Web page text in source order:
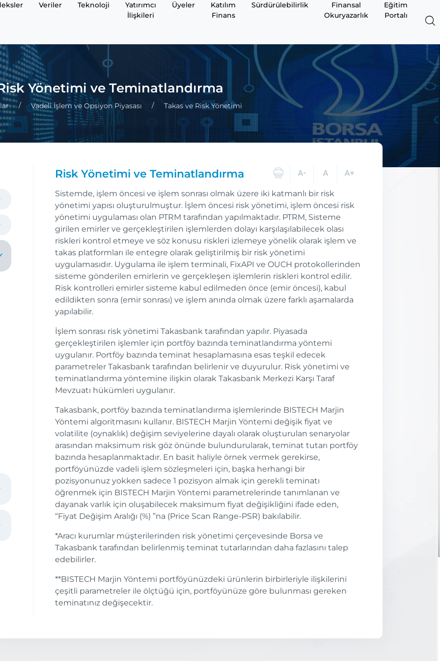
Veriler Teknoloji
Yatırımcı
İlişkileri
Üyeler
Katılım
Finans
Sürdürülebilirlik
Finansal
Okuryazarlık
Eğitim
Portalı
Yönetimi ve Teminatlandırma
Vadeli İşlem ve Opsiyon Piyasası Takas ve Risk Yönetimi
Risk Yönetimi ve Teminatlandırma
Sistemde, işlem öncesi ve işlem sonrası olmak üzere iki katmanlı bir risk
yönetimi yapısı oluşturulmuştur. İşlem öncesi risk yönetimi, işlem öncesi risk
yönetimi uygulaması olan PTRM tarafından yapılmaktadır. PTRM, Sisteme
girilen emirler ve gerçekleştirilen işlemlerden dolayı karşılaşılabilecek olası
riskleri kontrol etmeye ve söz konusu riskleri izlemeye yönelik olarak işlem ve
takas platformları ile entegre olarak geliştirilmiş bir risk yönetimi
uygulamasıdır. Uygulama ile işlem terminali, FixAPI ve OUCH protokollerinden
sisteme gönderilen emirlerin ve gerçekleşen işlemlerin riskleri kontrol edilir.
Risk kontrolleri emirler sisteme kabul edilmeden önce (emir öncesi), kabul
edildikten sonra (emir sonrası) ve işlem anında olmak üzere farklı aşamalarda
yapılabilir.
İşlem sonrası risk yönetimi Takasbank tarafından yapılır. Piyasada
gerçekleştirilen işlemler için portföy bazında teminatlandırma yöntemi
uygulanır. Portföy bazında teminat hesaplamasına esas teşkil edecek
parametreler Takasbank tarafından belirlenir ve duyurulur. Risk yönetimi ve
teminatlandırma yöntemine ilişkin olarak Takasbank Merkezi Karşı Taraf
Mevzuatı hükümleri uygulanır.
Takasbank, portföy bazında teminatlandırma işlemlerinde BISTECH Marjin
Yöntemi algoritmasını kullanır. BISTECH Marjin Yöntemi değişik fiyat ve
volatilite (oynaklık) değişim seviyelerine dayalı olarak oluşturulan senaryolar
arasından maksimum risk göz önünde bulundurularak, teminat tutarı portföy
bazında hesaplanmaktadır. En basit haliyle örnek vermek gerekirse,
portföyünüzde vadeli işlem sözleşmeleri için, başka herhangi bir
pozisyonunuz yokken sadece 1 pozisyon almak için gerekli teminatı
öğrenmek için BISTECH Marjin Yöntemi parametrelerinde tanımlanan ve
dayanak varlık için oluşabilecek maksimum fiyat değişikliğini ifade eden,
“Fiyat Değişim Aralığı (%) ”na (Price Scan Range-PSR) bakılabilir.
*Aracı kurumlar müşterilerinden risk yönetimi çerçevesinde Borsa ve
Takasbank tarafından belirlenmiş teminat tutarlarından daha fazlasını talep
edebilirler.
**BISTECH Marjin Yöntemi portföyünüzdeki ürünlerin birbirleriyle ilişkilerini
çeşitli parametreler ile ölçtüğü için, portföyünüze göre bulunması gereken
teminatınız değişecektir.